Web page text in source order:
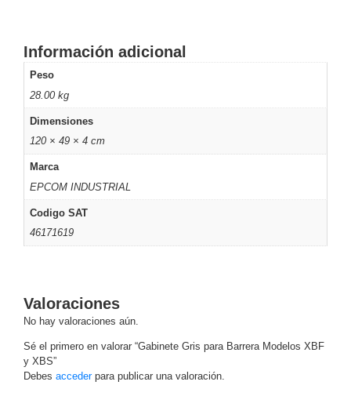
Turret
Fisheye
y
Hemisféricas
Motorizado
Network
Video
RecordersProfesionales
Caja PTZTérmicas
/ 4G /
Inalámbricas
Cámaras
TurboHD
/ AHD /
HD-TVI
Ambientes
Salinos
/ Eyeball /
Información adicional
Peso
28.00 kg
Dimensiones
120 × 49 × 4 cm
Marca
EPCOM INDUSTRIAL
Codigo SAT
46171619
Valoraciones
No hay valoraciones aún.
Sé el primero en valorar “Gabinete Gris para Barrera Modelos XBF
y XBS”
Debes accederpara publicar una valoración.